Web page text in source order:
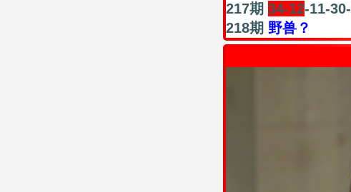
217期 34-12-11-
218期 野兽？